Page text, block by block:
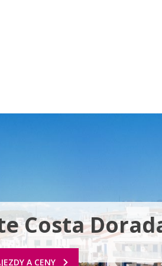
Costa
A CENY